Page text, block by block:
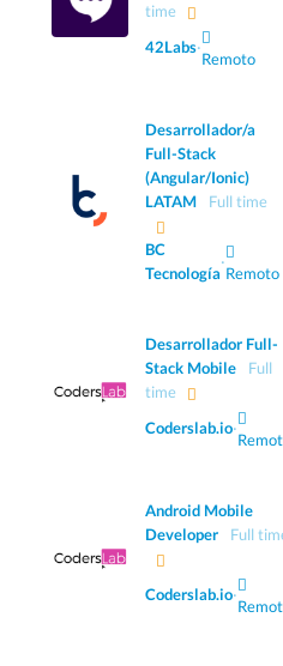
time
42Labs·
Remoto
Desarrollador/a
Full-Stack
(Angular/Ionic)
LATAM
Full time
BC
Tecnología
·
Remoto
Desarrollador Full-
Stack Mobile
Full
time
Coderslab.io·
Android Mobile
Developer
Full
Coderslab.io·